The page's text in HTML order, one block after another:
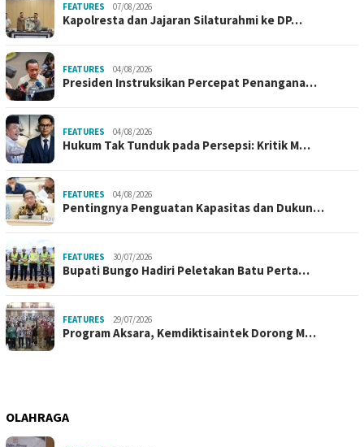
FEATURES 07/08/2026
Kapolresta dan Jajaran Silaturahmi ke DP…
FEATURES 04/08/2026
Presiden Instruksikan Percepat Penangana…
FEATURES 04/08/2026
Hukum Tak Tunduk pada Persepsi: Kritik M…
FEATURES 04/08/2026
Pentingnya Penguatan Kapasitas dan Dukun…
FEATURES 30/07/2026
Bupati Bungo Hadiri Peletakan Batu Perta…
FEATURES 29/07/2026
Program Aksara, Kemdiktisaintek Dorong M…
OLAHRAGA